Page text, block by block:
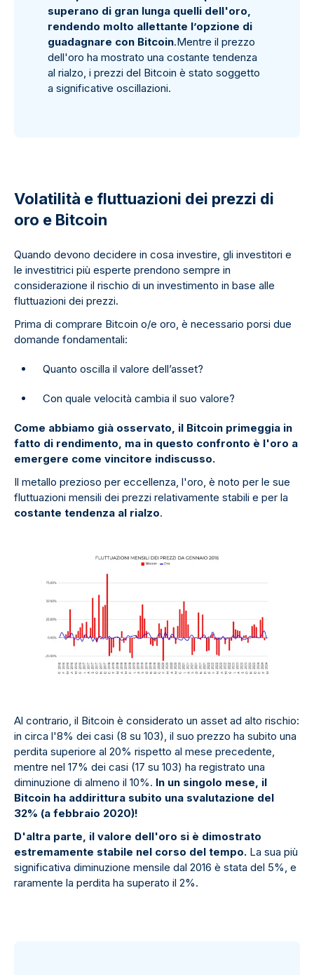
superano di gran lunga quelli dell'oro,
rendendo molto allettante l’opzione di
guadagnare con Bitcoin.Mentre il prezzo
dell'oro ha mostrato una costante tendenza
al rialzo, i prezzi del Bitcoin è stato soggetto
a significative oscillazioni.
Volatilità e fluttuazioni dei prezzi di
oro e Bitcoin
Quando devono decidere in cosa investire, gli investitori e
le investitrici più esperte prendono sempre in
considerazione il rischio di un investimento in base alle
fluttuazioni dei prezzi.
Prima di comprare Bitcoin o/e oro, è necessario porsi due
domande fondamentali:
Quanto oscilla il valore dell’asset?
Con quale velocità cambia il suo valore?
Come abbiamo già osservato, il Bitcoin primeggia in
fatto di rendimento, ma in questo confronto è l'oro a
emergere come vincitore indiscusso.
Il metallo prezioso per eccellenza, l'oro, è noto per le sue
fluttuazioni mensili dei prezzi relativamente stabili e per la
costante tendenza al rialzo.
Al contrario, il Bitcoin è considerato un asset ad alto rischio:
in circa l'8% dei casi (8 su 103), il suo prezzo ha subito una
perdita superiore al 20% rispetto al mese precedente,
mentre nel 17% dei casi (17 su 103) ha registrato una
diminuzione di almeno il 10%. In un singolo mese, il
Bitcoin ha addirittura subito una svalutazione del
32% (a febbraio 2020)!
D'altra parte, il valore dell'oro si è dimostrato
estremamente stabile nel corso del tempo. La sua più
significativa diminuzione mensile dal 2016 è stata del 5%, e
raramente la perdita ha superato il 2%.